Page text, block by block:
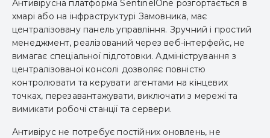
Антивірусна платформа SentinelOne розгортається в
хмарі або на інфраструктурі Замовника, має
централізовану панель управління. Зручний і простий
менеджмент, реалізований через веб-інтерфейс, не
вимагає спеціальної підготовки. Адміністрування з
централізованої консолі дозволяє повністю
контролювати та керувати агентами на кінцевих
точках, перезавантажувати, виключати з мережі та
вимикати робочі станції та сервери.
Антивірус не потребує постійних оновлень, не